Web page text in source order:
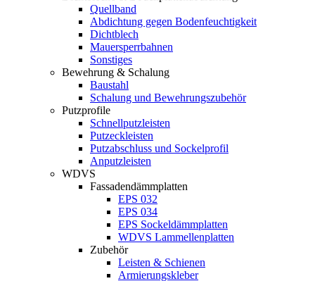
Quellband
Abdichtung gegen Bodenfeuchtigkeit
Dichtblech
Mauersperrbahnen
Sonstiges
Bewehrung & Schalung
Baustahl
Schalung und Bewehrungszubehör
Putzprofile
Schnellputzleisten
Putzeckleisten
Putzabschluss und Sockelprofil
Anputzleisten
WDVS
Fassadendämmplatten
EPS 032
EPS 034
EPS Sockeldämmplatten
WDVS Lammellenplatten
Zubehör
Leisten & Schienen
Armierungskleber